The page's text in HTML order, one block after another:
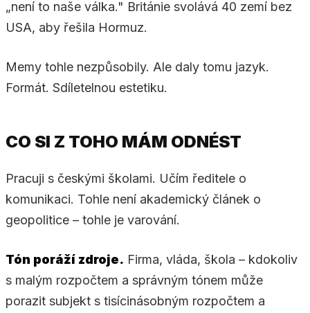
„není to naše válka." Británie svolává 40 zemí bez
USA, aby řešila Hormuz.
Memy tohle nezpůsobily. Ale daly tomu jazyk.
Formát. Sdíletelnou estetiku.
CO SI Z TOHO MÁM ODNÉST
Pracuji s českými školami. Učím ředitele o
komunikaci. Tohle není akademický článek o
geopolitice – tohle je varování.
Tón poráží zdroje. Firma, vláda, škola – kdokoliv
s malým rozpočtem a správným tónem může
porazit subjekt s tisícinásobným rozpočtem a